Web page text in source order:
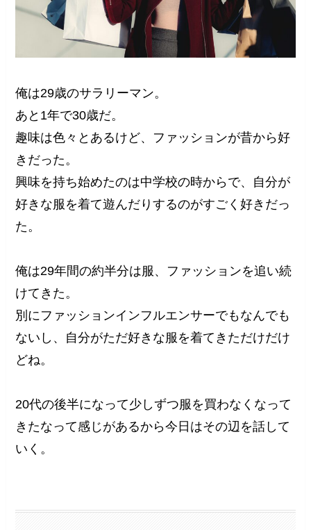
俺は29歳のサラリーマン。
あと1年で30歳だ。
趣味は色々とあるけど、ファッションが昔から好
きだった。
興味を持ち始めたのは中学校の時からで、自分が
好きな服を着て遊んだりするのがすごく好きだっ
た。
俺は29年間の約半分は服、ファッションを追い続
けてきた。
別にファッションインフルエンサーでもなんでも
ないし、自分がただ好きな服を着てきただけだけ
どね。
20代の後半になって少しずつ服を買わなくなって
きたなって感じがあるから今日はその辺を話して
いく。